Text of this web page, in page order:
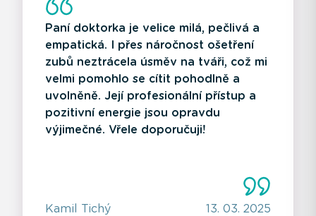
Paní doktorka je velice milá, pečlivá a
empatická. I přes náročnost ošetření
zubů neztrácela úsměv na tváři, což mi
velmi pomohlo se cítit pohodlně a
uvolněně. Její profesionální přístup a
pozitivní energie jsou opravdu
výjimečné. Vřele doporučuji!
Kamil Tichý 13. 03. 2025